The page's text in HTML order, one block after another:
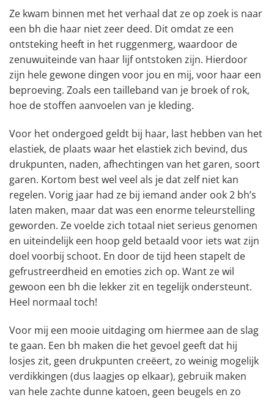
Ze kwam binnen met het verhaal dat ze op zoek is naar
een bh die haar niet zeer deed. Dit omdat ze een
ontsteking heeft in het ruggenmerg, waardoor de
zenuwuiteinde van haar lijf ontstoken zijn. Hierdoor
zijn hele gewone dingen voor jou en mij, voor haar een
beproeving. Zoals een tailleband van je broek of rok,
hoe de stoffen aanvoelen van je kleding.
Voor het ondergoed geldt bij haar, last hebben van het
elastiek, de plaats waar het elastiek zich bevind, dus
drukpunten, naden, afhechtingen van het garen, soort
garen. Kortom best wel veel als je dat zelf niet kan
regelen. Vorig jaar had ze bij iemand ander ook 2 bh’s
laten maken, maar dat was een enorme teleurstelling
geworden. Ze voelde zich totaal niet serieus genomen
en uiteindelijk een hoop geld betaald voor iets wat zijn
doel voorbij schoot. En door de tijd heen stapelt de
gefrustreerdheid en emoties zich op. Want ze wil
gewoon een bh die lekker zit en tegelijk ondersteunt.
Heel normaal toch!
Voor mij een mooie uitdaging om hiermee aan de slag
te gaan. Een bh maken die het gevoel geeft dat hij
losjes zit, geen drukpunten creëert, zo weinig mogelijk
verdikkingen (dus laagjes op elkaar), gebruik maken
van hele zachte dunne katoen, geen beugels en zo